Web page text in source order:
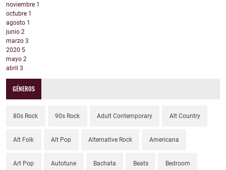
noviembre 1
octubre 1
agosto 1
junio 2
marzo 3
2020 5
mayo 2
abril 3
GÉNEROS
80s Rock 90s Rock Adult Contemporary Alt Country
Alt Folk Alt Pop Alternative Rock Americana
Art Pop Autotune Bachata Beats Bedroom